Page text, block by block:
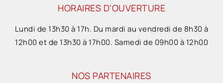
HORAIRES D'OUVERTURE
Lundi de 13h30 à 17h. Du mardi au vendredi de 8h30 à
12h00 et de 13h30 à 17h00. Samedi de 09h00 à 12h00
NOS PARTENAIRES